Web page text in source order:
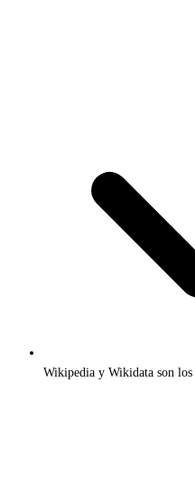
Wikipedia y Wikidata son